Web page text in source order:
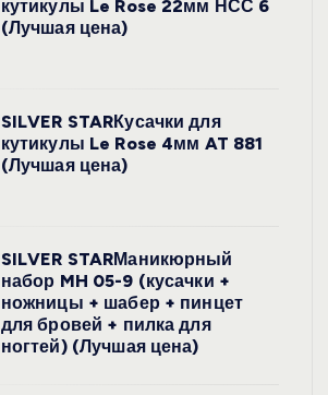
кутикулы Le Rose 22мм НСС 6
(Лучшая цена)
SILVER STARКусачки для
кутикулы Le Rose 4мм AT 881
(Лучшая цена)
SILVER STARМаникюрный
набор MH 05-9 (кусачки +
ножницы + шабер + пинцет
для бровей + пилка для
ногтей) (Лучшая цена)